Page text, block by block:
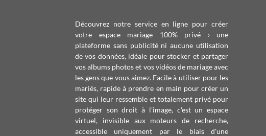
Découvrez notre service en ligne pour créer
votre espace mariage 100% privé › une
plateforme sans publicité ni aucune utilisation
de vos données, idéale pour stocker et partager
vos albums photos et vos vidéos de mariage avec
les gens que vous aimez. Facile à utiliser pour les
mariés, rapide à prendre en main pour créer un
site qui leur ressemble et totalement privé pour
protéger son droit à l'image, c'est un espace
virtuel, invisible aux moteurs de recherche,
accessible uniquement par le biais d'une